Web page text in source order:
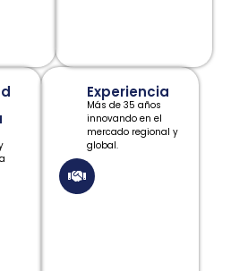
Experiencia
Más de 35 años
innovando en el
mercado regional y
global.